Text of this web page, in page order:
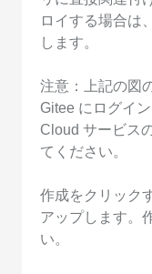
ロイする場合は
します。
注意：上記の図
Gitee にログイ
Cloud サービス
てください。
作成をクリック
アップします。
い。